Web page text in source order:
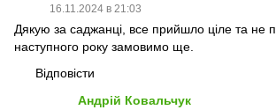
16.11.2024 в 21:03
Дякую за саджанці, все прийшло ціле та не
наступного року замовимо ще.
Відповісти
Андрій Ковальчук